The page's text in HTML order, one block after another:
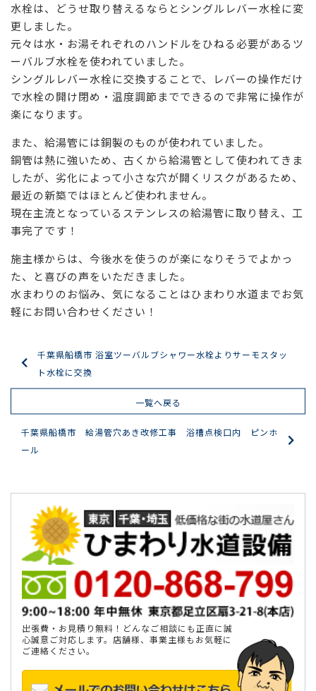
水栓は、どうせ取り替えるならとシングルレバー水栓に変
更しました。
元々は水・お湯それぞれのハンドルをひねる必要があるツ
ーバルブ水栓を使われていました。
シングルレバー水栓に交換することで、レバーの操作だけ
で水栓の開け閉め・温度調節までできるので非常に操作が
楽になります。
また、給湯管には銅製のものが使われていました。
銅管は熱に強いため、古くから給湯管として使われてきま
したが、劣化によって小さな穴が開くリスクがあるため、
最近の新築ではほとんど使われません。
現在主流となっているステンレスの給湯管に取り替え、工
事完了です！
施主様からは、今後水を使うのが楽になりそうでよかっ
た、と喜びの声をいただきました。
水まわりのお悩み、気になることはひまわり水道までお気
軽にお問い合わせください！
千葉県船橋市 浴室ツーバルブシャワー水栓よりサーモスタッ
ト水栓に交換
一覧へ戻る
千葉県船橋市 給湯管穴あき改修工事 浴槽点検口内 ピンホ
ール
出張費・お見積り無料！どんなご相談にも正直に誠
心誠意ご対応します。店舗様、事業主様もお気軽に
ご連絡ください。